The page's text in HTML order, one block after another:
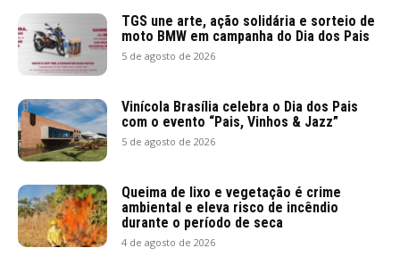
TGS une arte, ação solidária e sorteio de
moto BMW em campanha do Dia dos Pais
5 de agosto de 2026
Vinícola Brasília celebra o Dia dos Pais
com o evento “Pais, Vinhos & Jazz”
5 de agosto de 2026
Queima de lixo e vegetação é crime
ambiental e eleva risco de incêndio
durante o período de seca
4 de agosto de 2026